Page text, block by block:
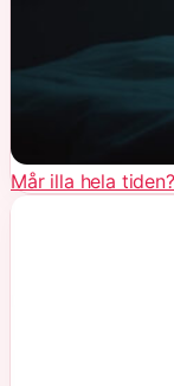
Mår illa hela